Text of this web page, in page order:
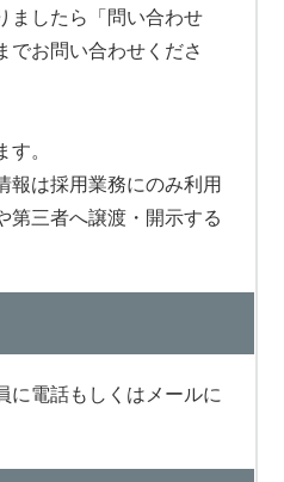
ましたら「問い合わせ
でお問い合わせくださ
。
は採用業務にのみ利用
第三者へ譲渡・開示する
に電話もしくはメールに